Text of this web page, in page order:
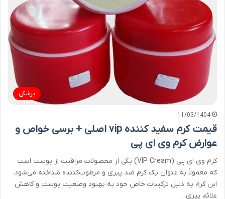
پزشکی
11/03/1404
قیمت کرم سفید کننده vip اصلی + برسی خواص و
عوارض کرم وی ای پی
کرم وی ای پی (VIP Cream) یکی از محصولات مراقبت از پوست است
که معمولاً به عنوان یک کرم ضد پیری و مرطوب‌کننده شناخته می‌شود.
این کرم به دلیل ترکیبات خاص خود به بهبود وضعیت پوست و کاهش
علائم پیری…